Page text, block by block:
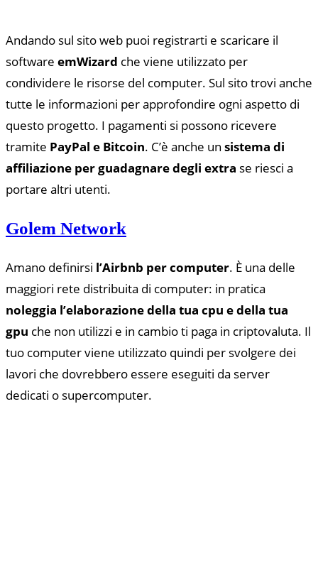
Andando sul sito web puoi registrarti e scaricare il
software emWizard che viene utilizzato per
condividere le risorse del computer. Sul sito trovi anche
tutte le informazioni per approfondire ogni aspetto di
questo progetto. I pagamenti si possono ricevere
tramite PayPal e Bitcoin. C’è anche un sistema di
affiliazione per guadagnare degli extra se riesci a
portare altri utenti.
Golem Network
Amano definirsi l’Airbnb per computer. È una delle
maggiori rete distribuita di computer: in pratica
noleggia l’elaborazione della tua cpu e della tua
gpu che non utilizzi e in cambio ti paga in criptovaluta. Il
tuo computer viene utilizzato quindi per svolgere dei
lavori che dovrebbero essere eseguiti da server
dedicati o supercomputer.